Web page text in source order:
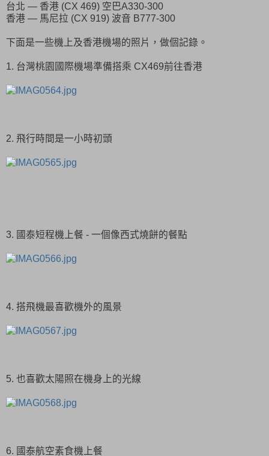
台北 — 香港 (CX 469) 空巴A330-300
香港 — 馬尼拉 (CX 919) 波音 B777-300
下面是一些機上及香港機場的照片，做個記錄。
1. 台灣桃園國際機場準備搭乘 CX469前往香港
2. 飛行時間是一小時初頭
3. 國泰短程機上餐 - 一個像西式燒餅的餐點
4. 搭飛機最喜歡機外的風景
5. 也喜歡太陽照在機身上的光線
6. 國泰航空素食機上餐